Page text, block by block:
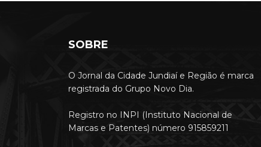
SOBRE
O Jornal da Cidade Jundiaí e Região é marca
registrada do Grupo Novo Dia.
Registro no INPI (Instituto Nacional de
Marcas e Patentes) número 915859211